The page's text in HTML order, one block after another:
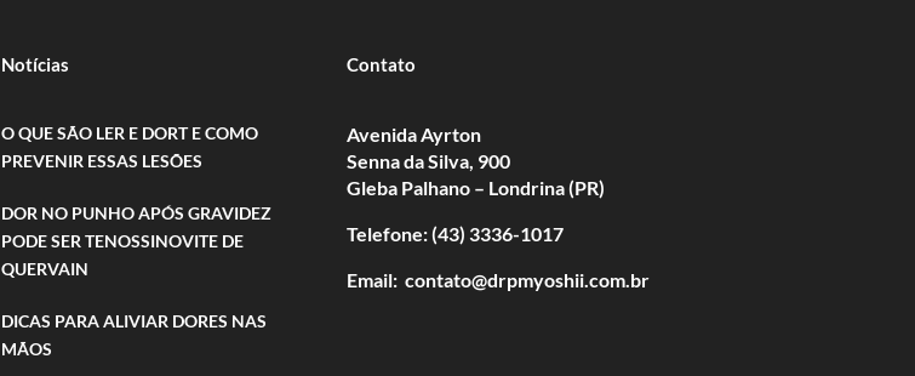
Notícias
O QUE SÃO LER E DORT E COMO
PREVENIR ESSAS LESÕES
DOR NO PUNHO APÓS GRAVIDEZ
PODE SER TENOSSINOVITE DE
QUERVAIN
DICAS PARA ALIVIAR DORES NAS
MÃOS
Contato
Avenida Ayrton
Senna da Silva, 900
Gleba Palhano – Londrina (PR)
Telefone: (43) 3336-1017
Email: contato@drpmyoshii.com.br